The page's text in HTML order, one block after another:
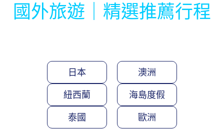
國外旅遊｜精選推薦行程
日本 澳洲
紐西蘭 海島度假
泰國 歐洲